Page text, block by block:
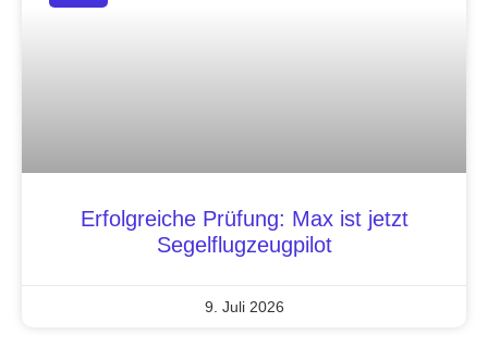
Erfolgreiche Prüfung: Max ist jetzt
Segelflugzeugpilot
9. Juli 2026